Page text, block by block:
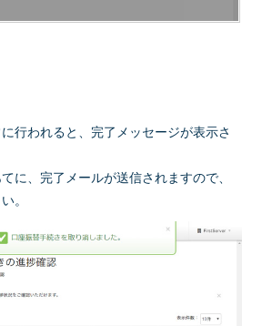
行われると、完了メッセージが表示さ
に、完了メールが送信されますので、
。